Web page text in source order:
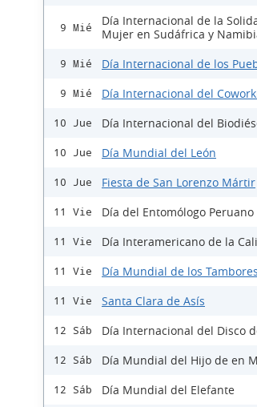
9 Mié
Día Internacional de la
Mujer en Sudáfrica y
9 Mié Día Internacional de los
9 Mié Día Internacional del
10 Jue Día Internacional del
10 Jue Día Mundial del León
10 Jue Fiesta de San Lorenzo Mártir
11 Vie Día del Entomólogo Peruano
11 Vie Día Interamericano de la
11 Vie Día Mundial de los
11 Vie Santa Clara de Asís
12 Sáb Día Internacional del Disco
12 Sáb Día Mundial del Hijo de en
12 Sáb Día Mundial del Elefante